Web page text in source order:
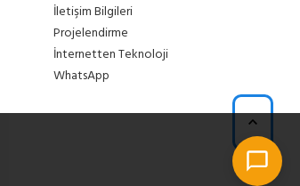
İletişim Bilgileri
Projelendirme
İnternetten Teknoloji
WhatsApp